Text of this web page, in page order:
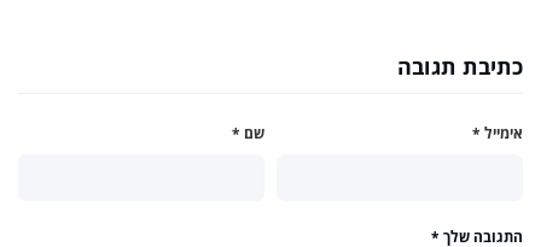
כתיבת תגובה
שם * אימייל *
התגובה שלך *